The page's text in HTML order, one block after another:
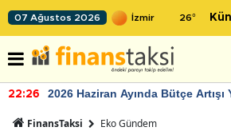
07 Ağustos 2026 26°
22:26 2026 Haziran Ayında Bütçe Artışı
FinansTaksi Eko Gündem